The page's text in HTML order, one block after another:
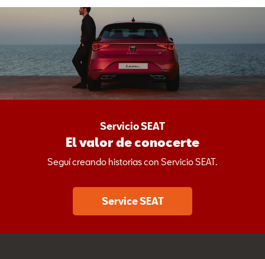
Servicio SEAT
El valor de conocerte
Seguí creando historias con Servicio SEAT.
Service SEAT